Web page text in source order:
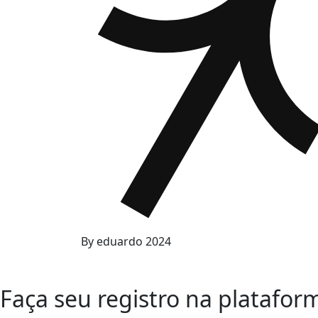
By eduardo 2024
Faça seu registro na